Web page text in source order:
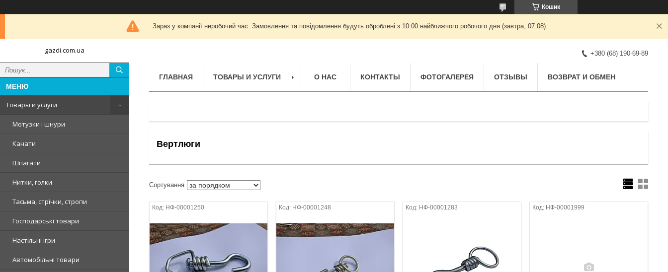
Кошик
Зараз у компанії неробочий час. Замовлення та повідомлення будуть оброблені з 10:00 найближчого робочого дня (завтра, 07.08).
gazdi.com.ua
Товары и услуги
Мотузки і шнури
Канати
Шпагати
Нитки, голки
Тасьма, стрічки, стропи
Господарські товари
Настільні ігри
Автомобільні товари
+380 (68) 190-69-89
ГЛАВНАЯ ТОВАРЫ И УСЛУГИ О НАС КОНТАКТЫ ФОТОГАЛЕРЕЯ ОТЗЫВЫ ВОЗВРАТ И ОБМЕН
Вертлюги
НФ-00001250 НФ-00001248 НФ-00001283 НФ-00001999